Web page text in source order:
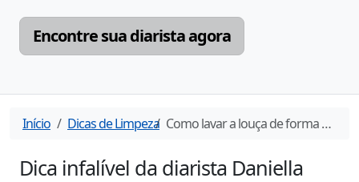
Encontre sua diarista agora
Início Dicas de Limpeza Como lavar a louça de forma simples e rápida?
Dica infalível da diarista Daniella